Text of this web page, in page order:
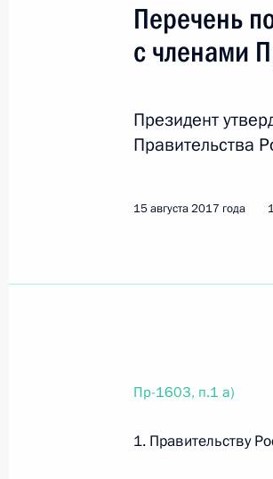
Все поручения
20 сентября
20 сентября 2017 года,
Поручение
Перечень
с членами
Президент
Правительства
15 августа 2017 года
Пр-1603, п.1 а)
1. Правительству